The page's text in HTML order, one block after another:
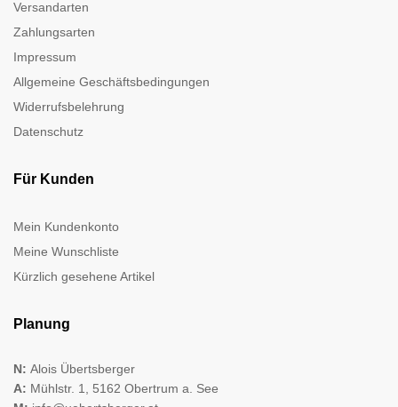
Versandarten
Zahlungsarten
Impressum
Allgemeine Geschäftsbedingungen
Widerrufsbelehrung
Datenschutz
Für Kunden
Mein Kundenkonto
Meine Wunschliste
Kürzlich gesehene Artikel
Planung
N: Alois Übertsberger
A: Mühlstr. 1, 5162 Obertrum a. See